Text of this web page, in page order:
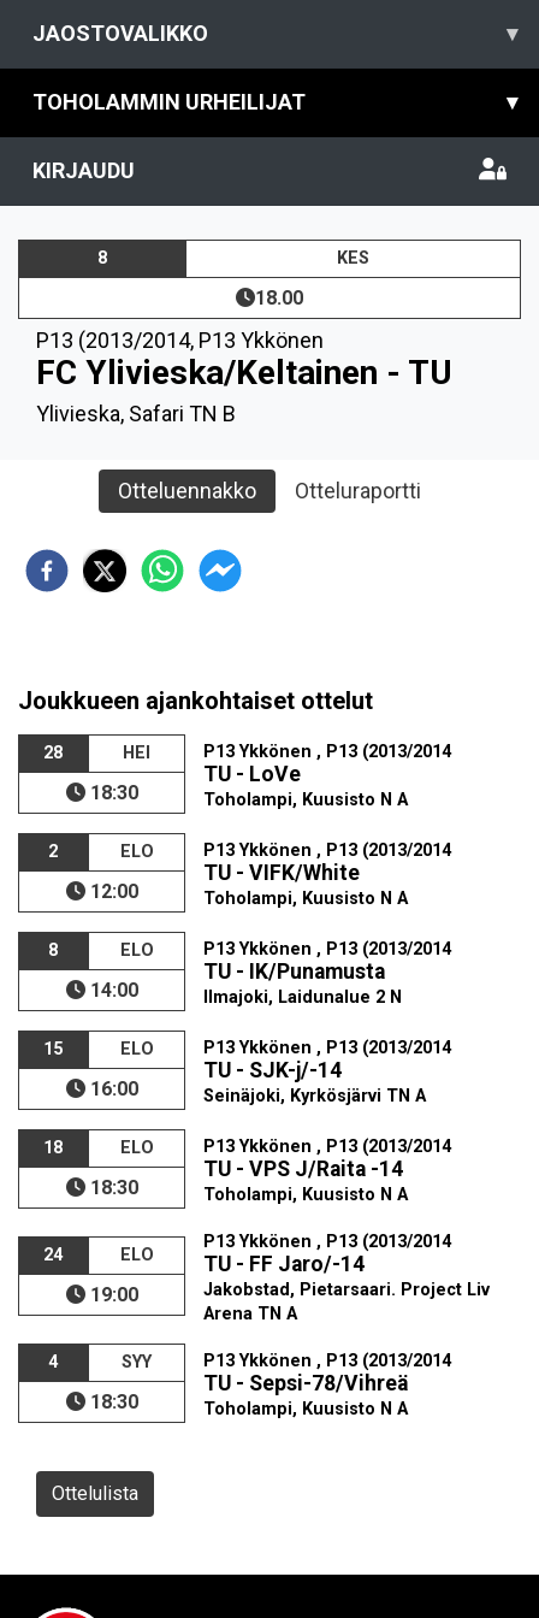
JAOSTOVALIKKO ▾
TOHOLAMMIN URHEILIJAT ▾
KIRJAUDU
8 KES
18.00
P13 (2013/2014, P13 Ykkönen
FC Ylivieska/Keltainen - TU
Ylivieska, Safari TN B
Otteluennakko Otteluraportti
Joukkueen ajankohtaiset ottelut
28 HEI
18:30
P13 Ykkönen , P13 (2013/2014
TU - LoVe
Toholampi, Kuusisto N A
2 ELO
12:00
P13 Ykkönen , P13 (2013/2014
TU - VIFK/White
Toholampi, Kuusisto N A
8 ELO
14:00
P13 Ykkönen , P13 (2013/2014
TU - IK/Punamusta
Ilmajoki, Laidunalue 2 N
15 ELO
16:00
P13 Ykkönen , P13 (2013/2014
TU - SJK-j/-14
Seinäjoki, Kyrkösjärvi TN A
18 ELO
18:30
P13 Ykkönen , P13 (2013/2014
TU - VPS J/Raita -14
Toholampi, Kuusisto N A
24 ELO
19:00
P13 Ykkönen , P13 (2013/2014
TU - FF Jaro/-14
Jakobstad, Pietarsaari. Project Liv
Arena TN A
4 SYY
18:30
P13 Ykkönen , P13 (2013/2014
TU - Sepsi-78/Vihreä
Toholampi, Kuusisto N A
Ottelulista